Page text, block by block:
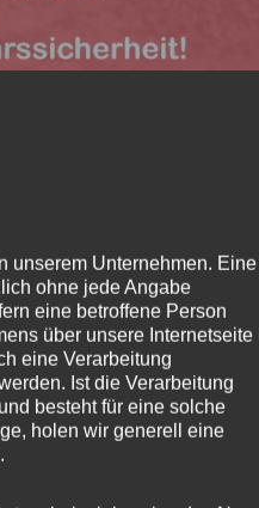
Parkplätze haben
unserem Unternehmen. Eine
ohne jede Angabe
eine betroffene Person
über unsere Internetseite
eine Verarbeitung
Ist die Verarbeitung
besteht für eine solche
holen wir generell eine